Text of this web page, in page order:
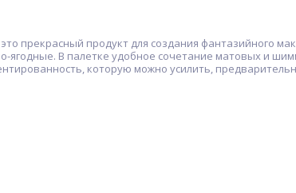
прекрасный продукт для создания фантазийного
ягодные. В палетке удобное сочетание матовых и
которую можно усилить,